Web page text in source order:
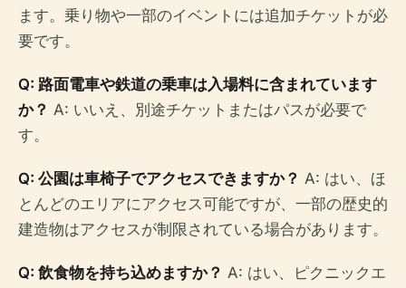
ます。乗り物や一部のイベントには追加チケットが必
要です。
Q: 路面電車や鉄道の乗車は入場料に含まれています
か？ A: いいえ、別途チケットまたはパスが必要で
す。
Q: 公園は車椅子でアクセスできますか？ A: はい、ほ
とんどのエリアにアクセス可能ですが、一部の歴史的
建造物はアクセスが制限されている場合があります。
Q: 飲食物を持ち込めますか？ A: はい、ピクニックエ